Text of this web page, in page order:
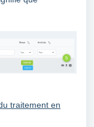
traitement en